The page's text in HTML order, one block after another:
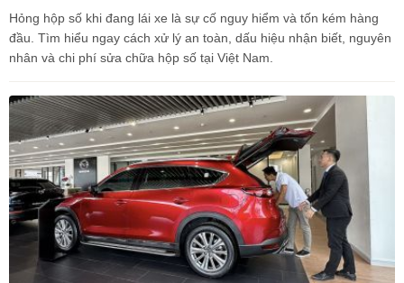
Hỏng hộp số khi đang lái xe là sự cố nguy hiểm và tốn kém hàng
đầu. Tìm hiểu ngay cách xử lý an toàn, dấu hiệu nhận biết, nguyên
nhân và chi phí sửa chữa hộp số tại Việt Nam.